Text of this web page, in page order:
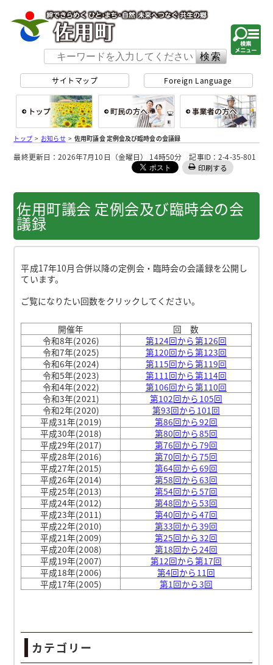
サイトマップ Foreign Language
総合トップ 町民の方へ
トップ> お知らせ>佐用町議会 定例会及び臨時会の会議録
最終更新日：2026年7月10日（金曜日） 14時50分 記事ID：2-4-35-801
印刷する
佐用町議会 定例会及び臨時会の会
議録
平成17年10月合併以降の定例会・臨時会の会議録を公開し
ています。
ご覧になりたい回数をクリックしてください。
開催年
回 数
令和8年(2026)
第124回から第126回
令和7年(2025)
第120回から第123回
令和6年(2024)
第115回から第119回
令和5年(2023)
第111回から第114回
令和4年(2022)
第106回から第110回
令和3年(2021)
第102回から105回
令和2年(2020)
第93回から101回
平成31年(2019)
第86回から92回
平成30年(2018)
第80回から85回
平成29年(2017)
第76回から79回
平成28年(2016)
第70回から75回
平成27年(2015)
第64回から69回
平成26年(2014)
第58回から63回
平成25年(2013)
第54回から57回
平成24年(2012)
第48回から53回
平成23年(2011)
第40回から47回
平成22年(2010)
第33回から39回
平成21年(2009)
第25回から32回
平成20年(2008)
第18回から24回
平成19年(2007)
第12回から第17回
平成18年(2006)
第4回から11回
平成17年(2005)
第1回から3回
カテゴリー